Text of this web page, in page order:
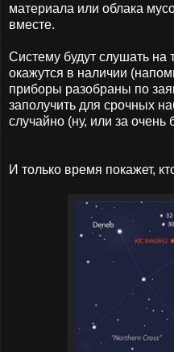
материала или облака
вместе.
Систему будут слушать на
окажутся в наличии
приборы разобраны по
заполучить для срочных
случайно (ну, или за очень
И только время покажет,